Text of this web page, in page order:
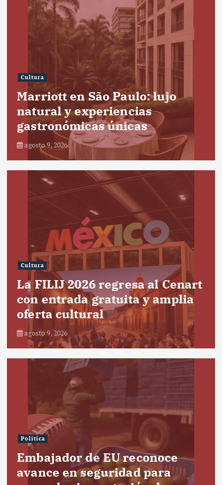
Cultura
Marriott en São Paulo: lujo
natural y experiencias
gastronómicas únicas
agosto 9, 2026
Cultura
La FILIJ 2026 regresa al Cenart
con entrada gratuita y amplia
oferta cultural
agosto 9, 2026
Política
Embajador de EU reconoce
avance en seguridad para